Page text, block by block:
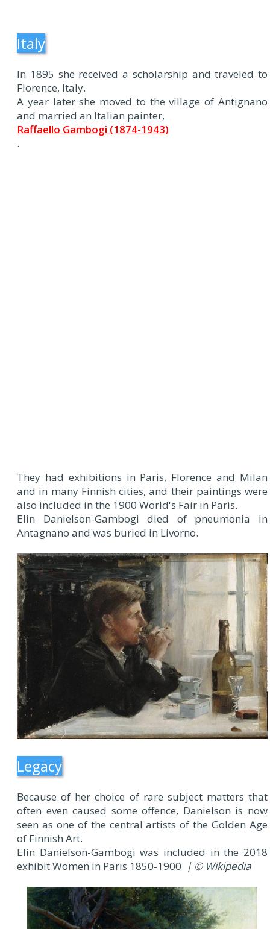
Italy
In 1895 she received a scholarship and traveled to
Florence, Italy.
A year later she moved to the village of Antignano
and married an Italian painter,
Raffaello Gambogi (1874-1943)
.
They had exhibitions in Paris, Florence and Milan
and in many Finnish cities, and their paintings were
also included in the 1900 World's Fair in Paris.
Elin Danielson-Gambogi died of pneumonia in
Antagnano and was buried in Livorno.
Legacy
Because of her choice of rare subject matters that
often even caused some offence, Danielson is now
seen as one of the central artists of the Golden Age
of Finnish Art.
Elin Danielson-Gambogi was included in the 2018
exhibit Women in Paris 1850-1900. | © Wikipedia